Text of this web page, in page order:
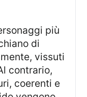
di
vissuti
contrario,
coerenti e